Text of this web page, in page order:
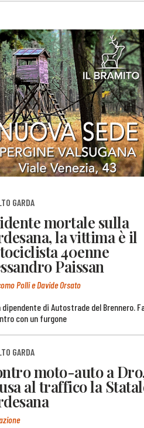
GARDA
mortale sulla
la vittima è il
40enne
Paissan
Polli e Davide Orsato
dipendente di Autostrade del Brennero.
con un furgone
GARDA
moto-auto a
al traffico la